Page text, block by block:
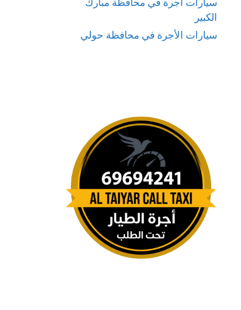
الكبير
سيارات الأجرة في محافظة حولي